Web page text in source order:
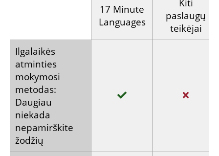
17 Minute
Languages
Kiti
paslaugų
teikėjai
Ilgalaikės
atminties
mokymosi
metodas:
Daugiau
niekada
nepamirškite
žodžių